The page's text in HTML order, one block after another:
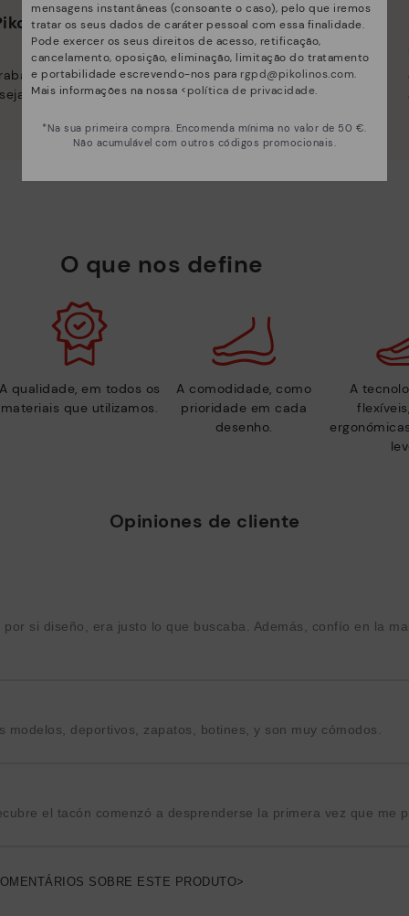
para que
único.
Inovação
Descubra mais
A pele é o que melhor nos define e
representa.
O que nos define
qualidade, em todos os
materiais que utilizamos.
A comodidade, como
prioridade em cada
desenho.
A
Opiniones de cliente
si diseño, era justo lo que buscaba. Además, confío en la
modelos, deportivos, zapatos, botines, y son muy cómodos.
el tacón comenzó a desprenderse la primera vez que me
SOBRE ESTE PRODUTO>
mensagens instantâneas (consoante o caso), pelo que iremos
tratar os seus dados de caráter pessoal com essa finalidade.
Pode exercer os seus direitos de acesso, retificação,
cancelamento, oposição, eliminação, limitação do tratamento
e portabilidade escrevendo-nos para rgpd@pikolinos.com.
Mais informações na nossa <política de privacidade.
*Na sua primeira compra. Encomenda mínima no valor de 50 €.
Não acumulável com outros códigos promocionais.